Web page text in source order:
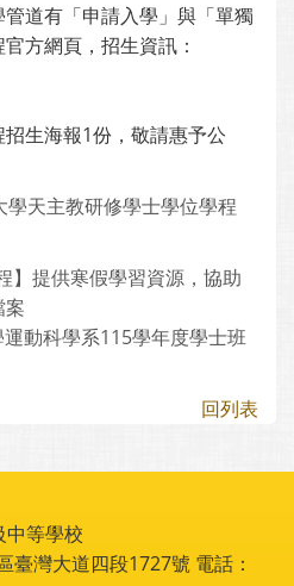
道有「申請入學」與「單獨
方網頁，招生資訊：
生海報1份，敬請惠予公
學天主教研修學士學位學程
】提供寒假學習資源，協助
案
動科學系115學年度學士班
回列表
中等學校
灣大道四段1727號 電話：